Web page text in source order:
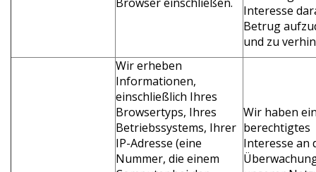
Interesse
Betrug
und zu
Wir erheben
Informationen,
einschließlich Ihres
Browsertyps, Ihres
Betriebssystems, Ihrer
IP-Adresse (eine
Nummer, die einem
Wir haben
berechtigtes
Interesse an